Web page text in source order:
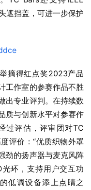
遮挡盖，可进一步保护
摘得红点奖2023产品
工作室的参赛作品不胜
出专业评判。在持续数
质与创新水平对参赛作
过评估，评审团对TC
评价：“优质织物外罩
劲的扬声器与麦克风阵
环，支持用户交互功
低调设备添上点睛之